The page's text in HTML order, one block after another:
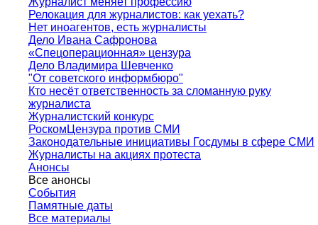
Релокация для журналистов: как уехать?
Нет иноагентов, есть журналисты
Дело Ивана Сафронова
«Спецоперационная» цензура
Дело Владимира Шевченко
"От советского информбюро"
Кто несёт ответственность за сломанную руку
журналиста
Журналистский конкурс
РоскомЦензура против СМИ
Законодательные инициативы Госдумы в сфере СМИ
Журналисты на акциях протеста
Анонсы
Все анонсы
События
Памятные даты
Все материалы